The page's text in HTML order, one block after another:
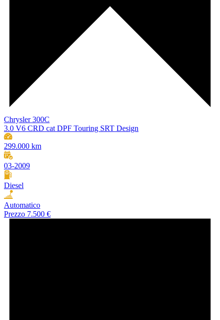
Chrysler 300C
3.0 V6 CRD cat DPF Touring SRT Design
299.000 km
03-2009
Diesel
Automatico
Prezzo 7.500 €